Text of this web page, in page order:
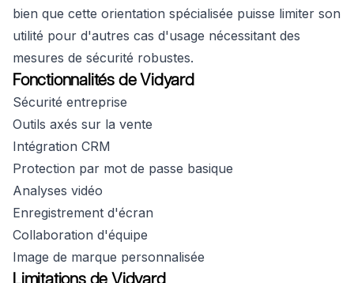
bien que cette orientation spécialisée puisse limiter son
utilité pour d'autres cas d'usage nécessitant des
mesures de sécurité robustes.
Fonctionnalités de Vidyard
Sécurité entreprise
Outils axés sur la vente
Intégration CRM
Protection par mot de passe basique
Analyses vidéo
Enregistrement d'écran
Collaboration d'équipe
Image de marque personnalisée